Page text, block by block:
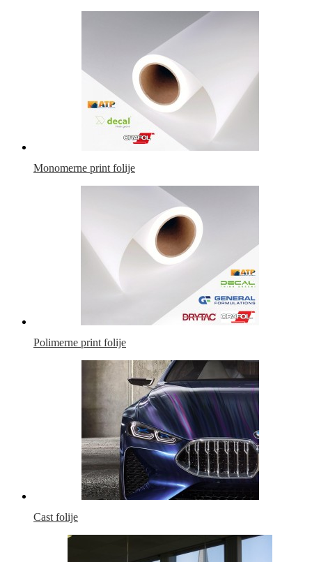
Monomerne print folije
Polimerne print folije
Cast folije